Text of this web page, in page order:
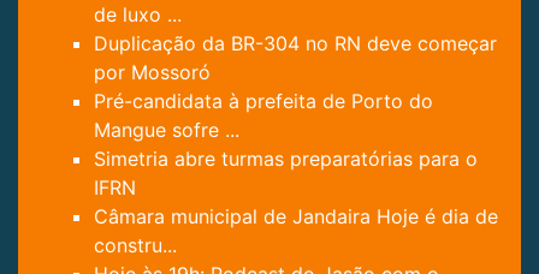
de luxo ...
Duplicação da BR-304 no RN deve começar
por Mossoró
Pré-candidata à prefeita de Porto do
Mangue sofre ...
Simetria abre turmas preparatórias para o
IFRN
Câmara municipal de Jandaira Hoje é dia de
constru...